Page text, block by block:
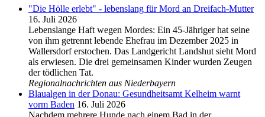
"Die Hölle erlebt" - lebenslang für Mord an Dreifach-Mutter
16. Juli 2026
Lebenslange Haft wegen Mordes: Ein 45-Jähriger hat seine
von ihm getrennt lebende Ehefrau im Dezember 2025 in
Wallersdorf erstochen. Das Landgericht Landshut sieht Mord
als erwiesen. Die drei gemeinsamen Kinder wurden Zeugen
der tödlichen Tat.
Regionalnachrichten aus Niederbayern
Blaualgen in der Donau: Gesundheitsamt Kelheim warnt
vorm Baden 16. Juli 2026
Nachdem mehrere Hunde nach einem Bad in der